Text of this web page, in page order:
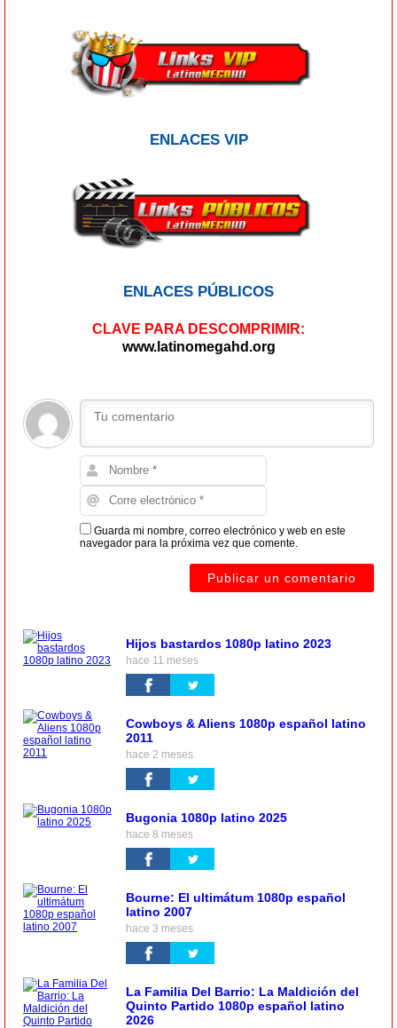
ENLACES VIP
ENLACES PÚBLICOS
CLAVE PARA DESCOMPRIMIR:
www.latinomegahd.org
Guarda mi nombre, correo electrónico y web en este
navegador para la próxima vez que comente.
Hijos bastardos 1080p latino 2023
hace 11 meses
Cowboys & Aliens 1080p español latino
2011
hace 2 meses
Bugonia 1080p latino 2025
hace 8 meses
Bourne: El ultimátum 1080p español
latino 2007
hace 3 meses
La Familia Del Barrio: La Maldición del
Quinto Partido 1080p español latino
2026